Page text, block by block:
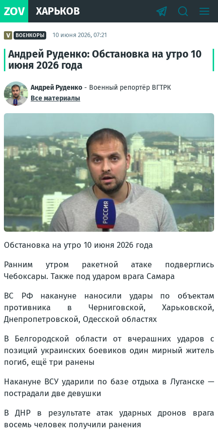
ZOV ХАРЬКОВ
ВОЕНКОРЫ 10 июня 2026, 07:21
Андрей Руденко: Обстановка на утро 10
июня 2026 года
Андрей Руденко - Военный репортёр ВГТРК
Все материалы
Обстановка на утро 10 июня 2026 года
Ранним утром ракетной атаке подверглись
Чебоксары. Также под ударом врага Самара
ВС РФ накануне наносили удары по объектам
противника в Черниговской, Харьковской,
Днепропетровской, Одесской областях
В Белгородской области от вчерашних ударов с
позиций украинских боевиков один мирный житель
погиб, ещё три ранены
Накануне ВСУ ударили по базе отдыха в Луганске —
пострадали две девушки
В ДНР в результате атак ударных дронов врага
восемь человек получили ранения